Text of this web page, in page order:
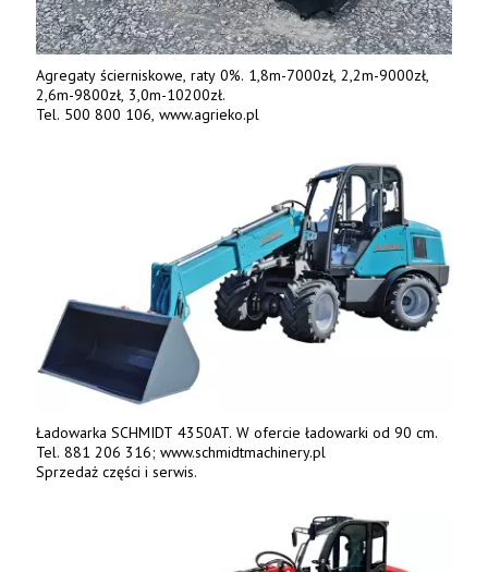
Agregaty ścierniskowe, raty 0%. 1,8m-7000zł, 2,2m-9000zł,
2,6m-9800zł, 3,0m-10200zł.
Tel. 500 800 106, www.agrieko.pl
Ładowarka SCHMIDT 4350AT. W ofercie ładowarki od 90 cm.
Tel. 881 206 316; www.schmidtmachinery.pl
Sprzedaż części i serwis.